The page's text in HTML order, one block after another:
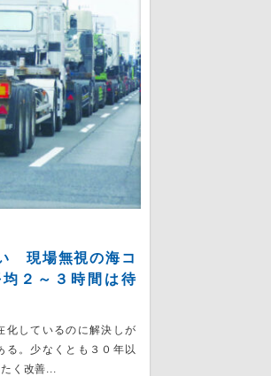
現場無視の海コ
２～３時間は待
化しているのに解決しが
る。少なくとも３０年以
く改善...